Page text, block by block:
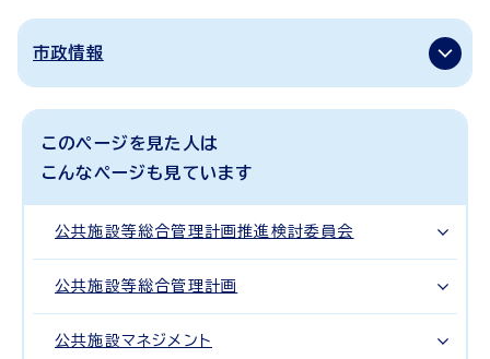
市政情報
このページを見た人は
こんなページも見ています
公共施設等総合管理計画推進検討委員会
公共施設等総合管理計画
公共施設マネジメント